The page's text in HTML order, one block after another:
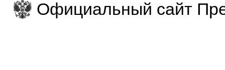
Официальный сайт